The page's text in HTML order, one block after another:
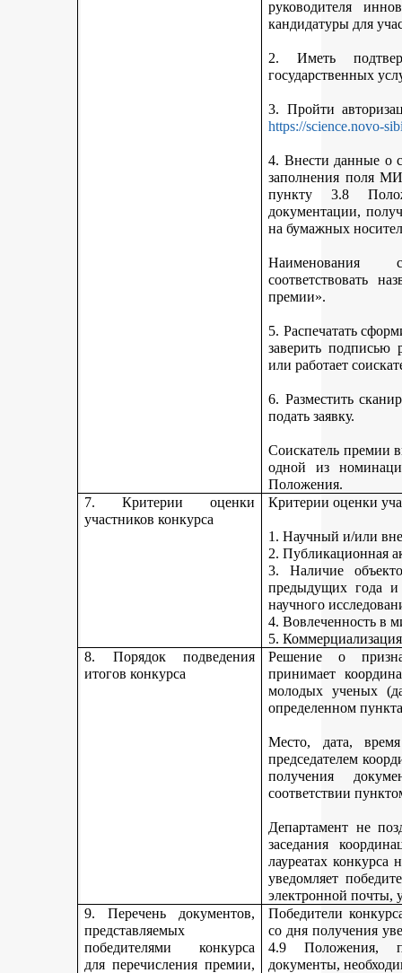
руководителя
кандидатуры для
2. Иметь
государственных
3. Пройти
https://science.novo-
4. Внести данные о
заполнения поля
пункту 3.8
документации,
на бумажных
Наименования
соответствовать
премии».
5. Распечатать
заверить подписью
или работает
6. Разместить
подать заявку.
Соискатель премии
одной из
Положения.
7. Критерии оценки
участников конкурса
Критерии оценки
1. Научный и/или
2. Публикационная
3. Наличие
предыдущих года
научного
4. Вовлеченность в
5.
8. Порядок подведения
итогов конкурса
Решение о
принимает
молодых ученых
определенном
Место, дата, время
председателем
получения
соответствии
Департамент не
заседания
лауреатах
уведомляет
электронной почты,
9. Перечень документов,
представляемых
победителями конкурса
для перечисления премии,
Победители
со дня получения
4.9 Положения,
документы,